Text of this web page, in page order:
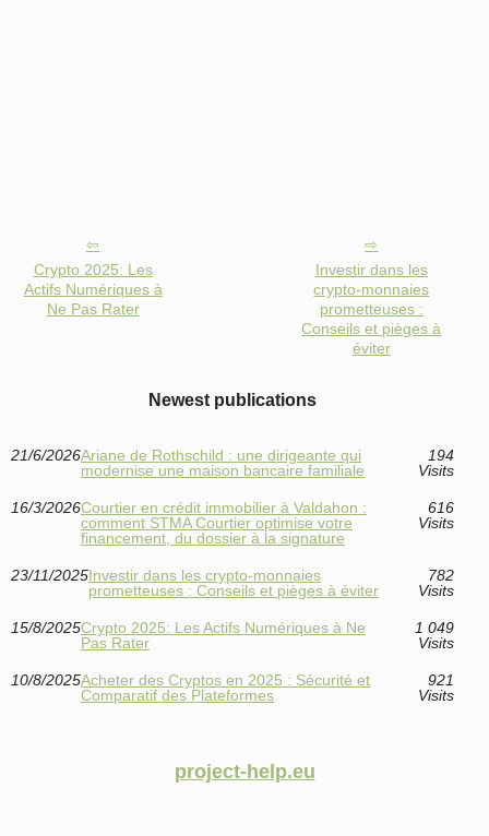
Crypto 2025: Les
Actifs Numériques à
Ne Pas Rater
Investir dans les
crypto-monnaies
prometteuses :
Conseils et pièges à
éviter
Newest publications
21/6/2026Ariane de Rothschild : une dirigeante qui
modernise une maison bancaire familiale
194
Visits
16/3/2026Courtier en crédit immobilier à Valdahon :
comment STMA Courtier optimise votre
financement, du dossier à la signature
616
Visits
23/11/2025Investir dans les crypto-monnaies
prometteuses : Conseils et pièges à éviter
782
Visits
15/8/2025Crypto 2025: Les Actifs Numériques à Ne
Pas Rater
1 049
Visits
10/8/2025Acheter des Cryptos en 2025 : Sécurité et
Comparatif des Plateformes
921
Visits
project-help.eu